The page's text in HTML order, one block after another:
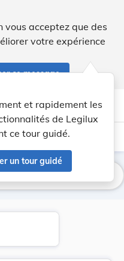
acceptez que des
votre expérience
ce message
help Aide
et rapidement les
de Legilux
ce tour guidé.
un tour guidé
light_mode dark_mode